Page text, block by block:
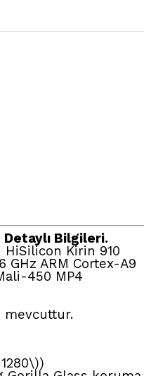
Detaylı Bilgileri.
HiSilicon Kirin 910
GHz ARM Cortex-A9
450 MP4
mevcuttur.